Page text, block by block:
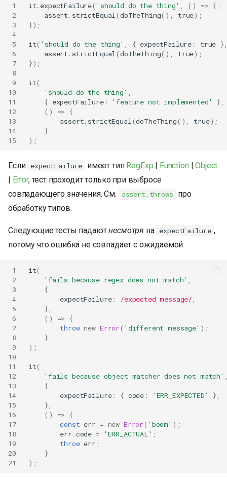
1
2
3
4
5
6
7
8
9
10
11
12
13
14
15
it. expectFailure( 'should do the thing' , () => {
assert . strictEqual(doTheThing(), true);
});
it( 'should do the thing' , { expectFailure : true
assert . strictEqual(doTheThing(), true);
});
it(
'should do the thing' ,
{ expectFailure: 'feature not implemented'
},
()
=>
{
assert. strictEqual(doTheThing(), true);
}
);
Если expectFailure имеет тип RegExp Function |Object
Error, тест проходит только при выбросе
совпадающего значения. См.
assert.throws
про
обработку типов.
Следующие тесты падаютнесмотря на expectFailure ,
потому что ошибка не совпадает с ожидаемой.
1
2
3
4
5
6
7
8
9
10
11
12
13
14
15
16
17
18
19
20
21
it(
'fails because regex does not match' ,
{
expectFailure: /expected message/,
},
()
=>
{
throw new Error( 'different message' );
}
);
it(
'fails because object matcher does not match'
{
expectFailure: { code : 'ERR_EXPECTED'
},
},
()
=>
{
const err = new Error( 'boom' );
err .code = 'ERR_ACTUAL' ;
throw err ;
}
);